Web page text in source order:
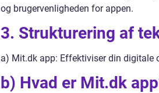
og brugervenligheden for appen.
3. Strukturering af
a) Mit.dk app: Effektiviser din digitale
b) Hvad er Mit.dk